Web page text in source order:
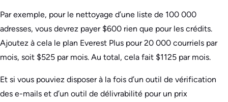
Par exemple, pour le nettoyage d’une liste de 100 000
adresses, vous devrez payer $600 rien que pour les crédits.
Ajoutez à cela le plan Everest Plus pour 20 000 courriels par
mois, soit $525 par mois. Au total, cela fait $1125 par mois.
Et si vous pouviez disposer à la fois d’un outil de vérification
des e-mails et d’un outil de délivrabilité pour un prix